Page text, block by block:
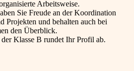
Arbeitsweise.
Sie Freude an der Koordination
Projekten und behalten auch bei
den Überblick.
Klasse B rundet Ihr Profil ab.